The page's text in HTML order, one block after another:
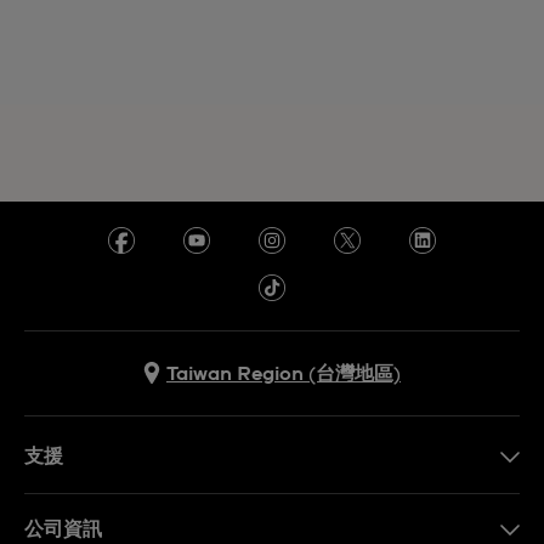
Taiwan Region (台灣地區)
支援
公司資訊